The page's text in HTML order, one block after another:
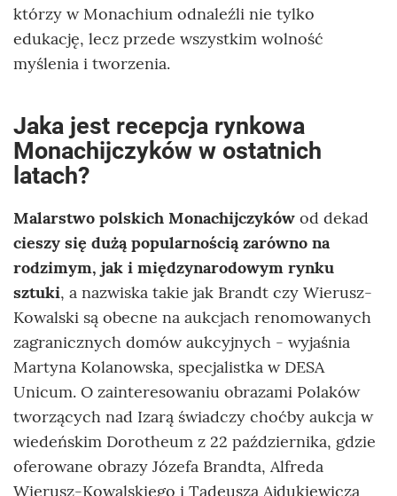
którzy w Monachium odnaleźli nie tylko
edukację, lecz przede wszystkim wolność
myślenia i tworzenia.
Jaka jest recepcja rynkowa
Monachijczyków w ostatnich
latach?
Malarstwo polskich Monachijczyków od dekad
cieszy się dużą popularnością zarówno na
rodzimym, jak i międzynarodowym rynku
sztuki, a nazwiska takie jak Brandt czy Wierusz-
Kowalski są obecne na aukcjach renomowanych
zagranicznych domów aukcyjnych - wyjaśnia
Martyna Kolanowska, specjalistka w DESA
Unicum. O zainteresowaniu obrazami Polaków
tworzących nad Izarą świadczy choćby aukcja w
wiedeńskim Dorotheum z 22 października, gdzie
oferowane obrazy Józefa Brandta, Alfreda
Wierusz-Kowalskiego i Tadeusza Ajdukiewicza